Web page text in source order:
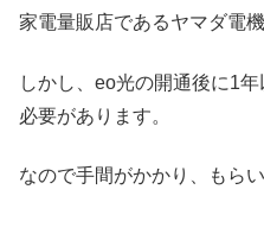
家電量販店であるヤマダ電
しかし、eo光の開通後に1
必要があります。
なので手間がかかり、もら